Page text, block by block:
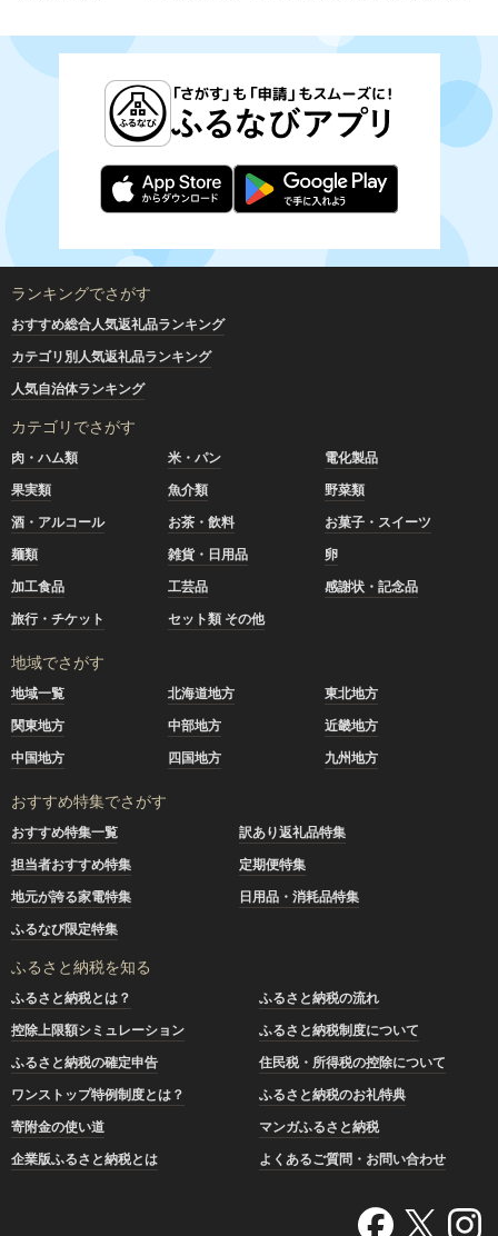
ランキングでさがす
おすすめ総合人気返礼品ランキング
カテゴリ別人気返礼品ランキング
人気自治体ランキング
カテゴリでさがす
肉・ハム類 米・パン
電化製品
果実類
魚介類
野菜類
酒・アルコール
お茶・飲料
お菓子・スイーツ
麺類
雑貨・日用品
卵
加工食品
工芸品
感謝状・記念品
旅行・チケット
セット類 その他
地域でさがす
地域一覧 北海道地方
東北地方
関東地方
中部地方
近畿地方
中国地方
四国地方 九州地方
おすすめ特集でさがす
おすすめ特集一覧
訳あり返礼品特集
担当者おすすめ特集
定期便特集
地元が誇る家電特集
日用品・消耗品特集
ふるなび限定特集
ふるさと納税を知る
ふるさと納税とは？
ふるさと納税の流れ
控除上限額シミュレーション
ふるさと納税制度について
ふるさと納税の確定申告
住民税・所得税の控除について
ワンストップ特例制度とは？
ふるさと納税のお礼特典
寄附金の使い道
マンガふるさと納税
企業版ふるさと納税とは
よくあるご質問・お問い合わせ